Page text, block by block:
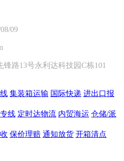
09
路13号永利达科技园C栋101
集装箱运输 国际快递 进出口报
线 定时达物流 内贸海运 仓储/派
保价理赔 通知放货 开箱清点